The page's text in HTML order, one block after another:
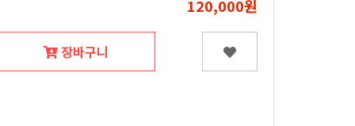
120,000원
장바구니